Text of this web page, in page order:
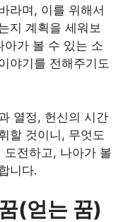
라며, 이를 위해서
지 계획을 세워보
아가 볼 수 있는 소
야기를 전해주기도
열정, 헌신의 시간
할 것이니, 무엇도
전하고, 나아가 볼
니다.
(얻는 꿈)